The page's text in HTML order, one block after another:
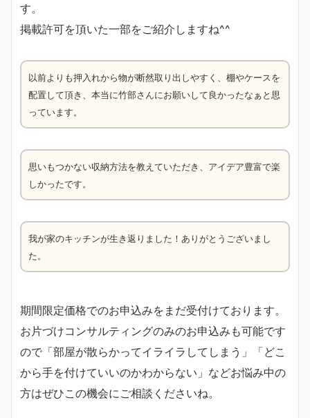
す。
掲載許可を頂いた一部をご紹介しますね^^
以前よりも押入れから物が断然取り出しやすく、棚やケースを
配置して頂き、本当に竹部さんにお願いして良かったなぁと思
っています。
思いもつかない収納方法を教えていただき、アイデア豊富で楽
しかったです。
我が家のキッチンが生き返りました！ありがとうございまし
た。
期間限定価格でのお申込みをまだ受付けております。
お片づけコンサルティングのみのお申込みも可能です
ので「部屋が散らかってイライラしてしまう」「どこ
から手を付けていいのかわからない」などお悩み中の
方はぜひこの機会にご相談くださいね。